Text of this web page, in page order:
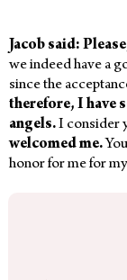
Jacob said:
we indeed have a
since the
therefore, I have
angels.I consider
welcomed me.
honor for me for